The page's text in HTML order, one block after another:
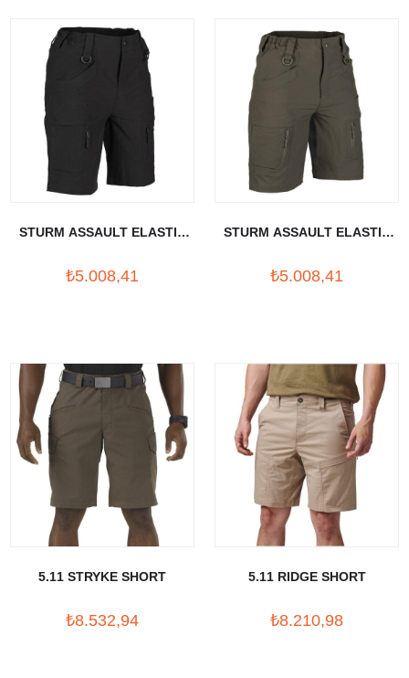
STURM ASSAULT ELASTIC
₺5.008,41
STURM ASSAULT ELASTIC
₺5.008,41
5.11 STRYKE SHORT
₺8.532,94
5.11 RIDGE SHORT
₺8.210,98